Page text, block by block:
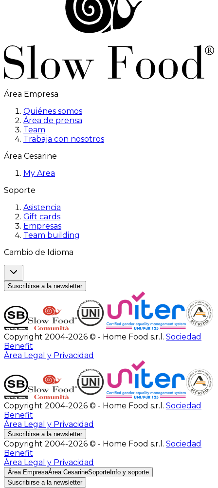
Área Empresa
Quiénes somos
Área de prensa
Team
Trabaja con nosotros
Área Cesarine
My Area
Soporte
Asistencia
Gift cards
Empresas
Team building
Cambio de Idioma
Suscribirse a la newsletter
Copyright 2004-2026 © - Home Food s.r.l. Sociedad
Benefit
Área Legal y Privacidad
Copyright 2004-2026 © - Home Food s.r.l. Sociedad
Benefit
Área Legal y Privacidad
Suscribirse a la newsletter
Copyright 2004-2026 © - Home Food s.r.l. Sociedad
Benefit
Área Legal y Privacidad
Área EmpresaÁrea CesarineSoporte Info y soporte
Suscribirse a la newsletter